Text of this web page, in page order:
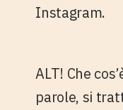
Instagram.
ALT! Che
parole, si